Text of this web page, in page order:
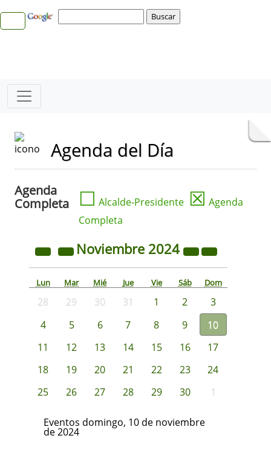
Agenda del Día
Agenda
Completa
☐ Alcalde-Presidente ☒ Agenda
Completa
Noviembre 2024
Lun Mar Mié Jue Vie Sáb Dom
28 29 30 31 1 2
3
4
5 6 7 8 9
10
11
12 13 14 15 16
17
18
19 20 21 22 23
24
25
26 27 28 29 30 1
Eventos domingo, 10 de noviembre
de 2024